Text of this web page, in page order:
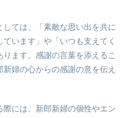
ては、「素敵な思い出を共に
います」や「いつも支えてく
ます。感謝の言葉を添えるこ
婦の心からの感謝の意を伝え
際には、新郎新婦の個性やエン